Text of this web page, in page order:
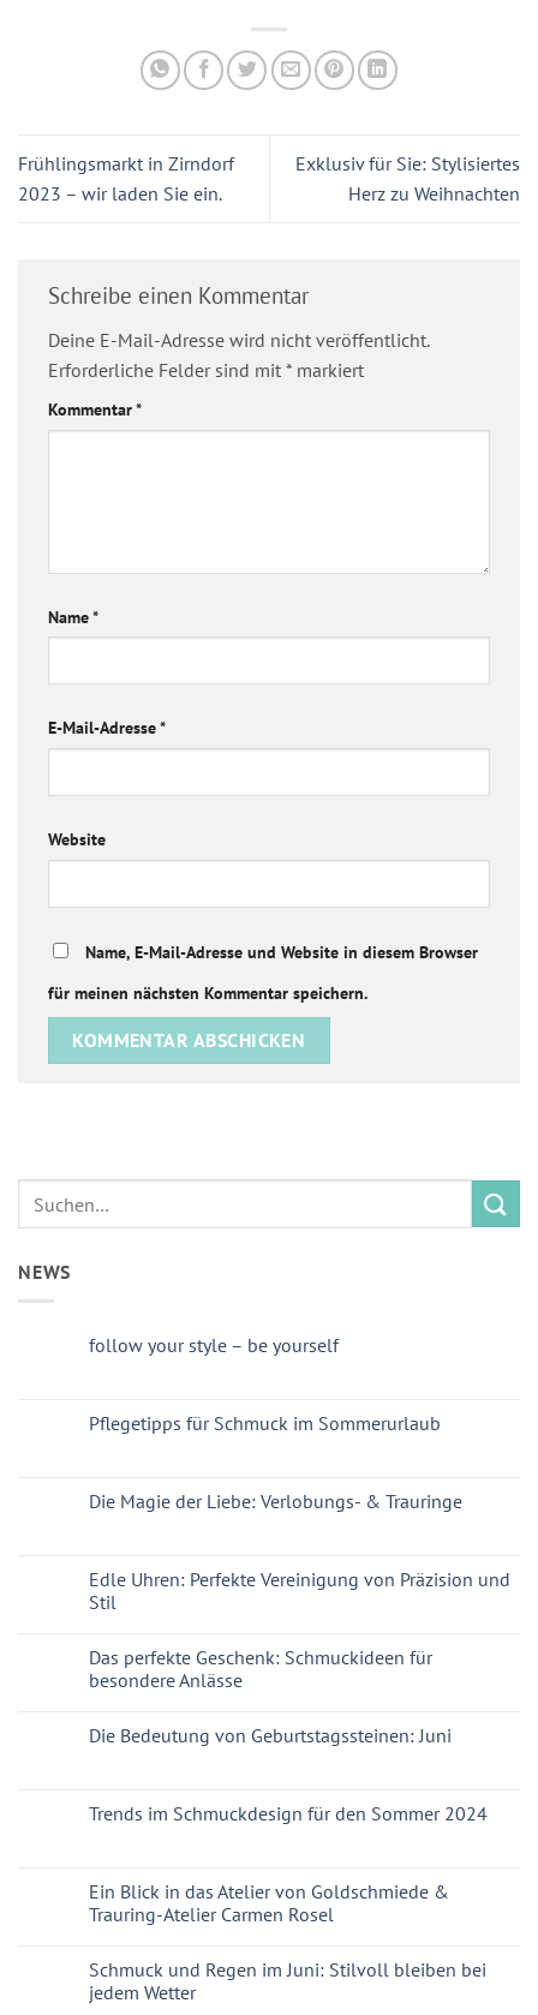
Frühlingsmarkt in Zirndorf
2023 – wir laden Sie ein.
Exklusiv für Sie: Stylisiertes
Herz zu Weihnachten
Schreibe einen Kommentar
Deine E-Mail-Adresse wird nicht veröffentlicht.
Erforderliche Felder sind mit * markiert
Kommentar*
Name*
E-Mail-Adresse*
Website
Name, E-Mail-Adresse und Website in diesem Browser
für meinen nächsten Kommentar speichern.
NEWS
follow your style – be yourself
Pflegetipps für Schmuck im Sommerurlaub
Die Magie der Liebe: Verlobungs- & Trauringe
Edle Uhren: Perfekte Vereinigung von Präzision und
Stil
Das perfekte Geschenk: Schmuckideen für
besondere Anlässe
Die Bedeutung von Geburtstagssteinen: Juni
Trends im Schmuckdesign für den Sommer 2024
Ein Blick in das Atelier von Goldschmiede &
Trauring-Atelier Carmen Rosel
Schmuck und Regen im Juni: Stilvoll bleiben bei
jedem Wetter